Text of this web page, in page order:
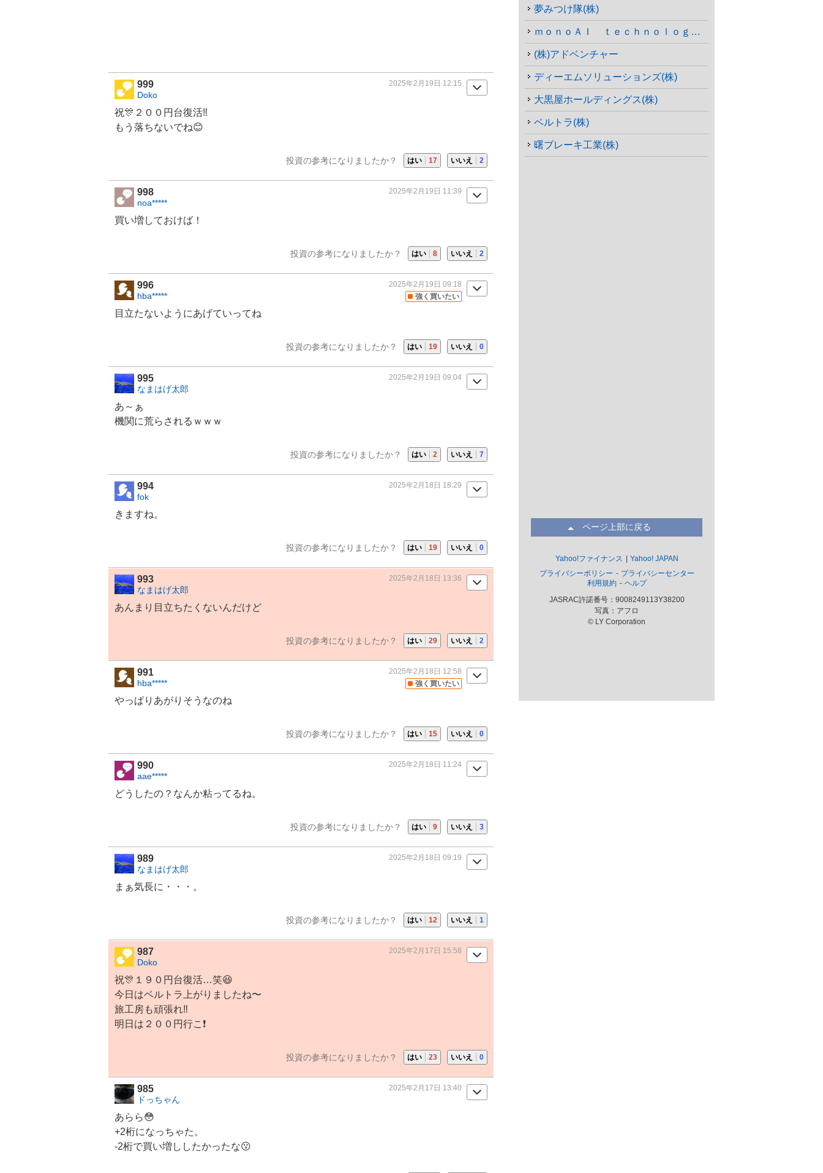
999
Doko
2025年2月19日 12:15
祝🎊２００円台復活‼️
もう落ちないでね😊
投資の参考になりましたか？ はい 17 いいえ 2
998
noa*****
2025年2月19日 11:39
買い増しておけば！
投資の参考になりましたか？ はい 8 いいえ 2
996
hba***** 強く買いたい
2025年2月19日 09:18
目立たないようにあげていってね
投資の参考になりましたか？ はい 19 いいえ 0
995
なまはげ太郎
2025年2月19日 09:04
あ～ぁ
機関に荒らされるｗｗｗ
投資の参考になりましたか？ はい 2 いいえ 7
994
fok
2025年2月18日 18:29
きますね。
投資の参考になりましたか？ はい 19 いいえ 0
993
なまはげ太郎
2025年2月18日 13:36
あんまり目立ちたくないんだけど
投資の参考になりましたか？ はい 29 いいえ 2
991
hba***** 強く買いたい
2025年2月18日 12:58
やっぱりあがりそうなのね
投資の参考になりましたか？ はい 15 いいえ 0
990
aae*****
2025年2月18日 11:24
どうしたの？なんか粘ってるね。
投資の参考になりましたか？ はい 9 いいえ 3
989
なまはげ太郎
2025年2月18日 09:19
まぁ気長に・・・。
投資の参考になりましたか？ はい 12 いいえ 1
987
Doko
2025年2月17日 15:58
祝🎊１９０円台復活…笑😆
今日はベルトラ 上がりましたね〜
旅工房も頑張れ‼️
明日は２００円行こ❗️
投資の参考になりましたか？ はい 23 いいえ 0
985
ドっちゃん
2025年2月17日 13:40
あらら😳
+2桁になっちゃた。
-2桁で買い増ししたかったな😗
夢みつけ隊(株)
ｍｏｎｏＡＩ ｔｅｃｈｎｏｌｏｇｙ(株)
(株)アドベンチャー
ディーエムソリューションズ(株)
大黒屋ホールディングス(株)
ベルトラ(株)
曙ブレーキ工業(株)
ページ上部に戻る
Yahoo!ファイナンス
Yahoo! JAPAN
プライバシーポリシー
プライバシーセンター
利用規約
ヘルプ
JASRAC許諾番号：9008249113Y38200
写真：アフロ
© LY Corporation